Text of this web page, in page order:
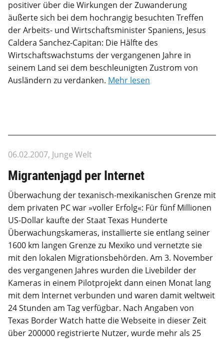
positiver über die Wirkungen der Zuwanderung
äußerte sich bei dem hochrangig besuchten Treffen
der Arbeits- und Wirtschaftsminister Spaniens, Jesus
Caldera Sanchez-Capitan: Die Hälfte des
Wirtschaftswachstums der vergangenen Jahre in
seinem Land sei dem beschleunigten Zustrom von
Ausländern zu verdanken. Mehr lesen
06.02.2007, Junge Welt
Migrantenjagd per Internet
Überwachung der texanisch-mexikanischen Grenze mit
dem privaten PC war »voller Erfolg«: Für fünf Millionen
US-Dollar kaufte der Staat Texas Hunderte
Überwachungskameras, installierte sie entlang seiner
1600 km langen Grenze zu Mexiko und vernetzte sie
mit den lokalen Migrationsbehörden. Am 3. November
des vergangenen Jahres wurden die Livebilder der
Kameras in einem Pilotprojekt dann einen Monat lang
mit dem Internet verbunden und waren damit weltweit
24 Stunden am Tag verfügbar. Nach Angaben von
Texas Border Watch hatte die Webseite in dieser Zeit
über 200000 registrierte Nutzer, wurde mehr als 25